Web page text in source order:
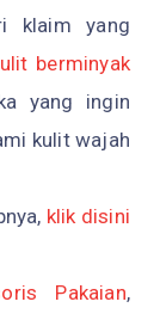
klaim yang
berminyak
yang ingin
kulit wajah.
klik disini
Pakaian,